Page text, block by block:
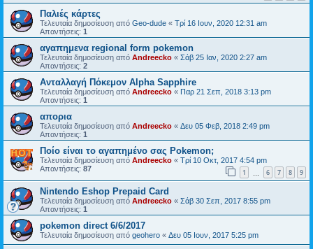
Παλιές κάρτες
Τελευταία δημοσίευση από Geo-dude « Τρί 16 Ιουν, 2020 12:31 am
Απαντήσεις: 1
αγαπημενα regional form pokemon
Τελευταία δημοσίευση από Andreecko « Σάβ 25 Ιαν, 2020 2:27 am
Απαντήσεις: 2
Ανταλλαγή Πόκεμον Alpha Sapphire
Τελευταία δημοσίευση από Andreecko « Παρ 21 Σεπ, 2018 3:13 pm
Απαντήσεις: 1
απορια
Τελευταία δημοσίευση από Andreecko « Δευ 05 Φεβ, 2018 2:49 pm
Απαντήσεις: 1
Ποίο είναι το αγαπημένο σας Pokemon;
Τελευταία δημοσίευση από Andreecko « Τρί 10 Οκτ, 2017 4:54 pm
Απαντήσεις: 87 1 6 7 8 9
Nintendo Eshop Prepaid Card
Τελευταία δημοσίευση από Andreecko « Σάβ 30 Σεπ, 2017 8:55 pm
Απαντήσεις: 1
pokemon direct 6/6/2017
Τελευταία δημοσίευση από geohero « Δευ 05 Ιουν, 2017 5:25 pm